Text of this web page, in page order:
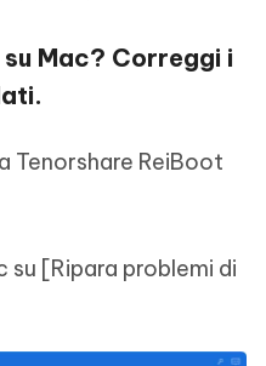
Mac? Correggi i
Tenorshare ReiBoot
su [Ripara problemi di